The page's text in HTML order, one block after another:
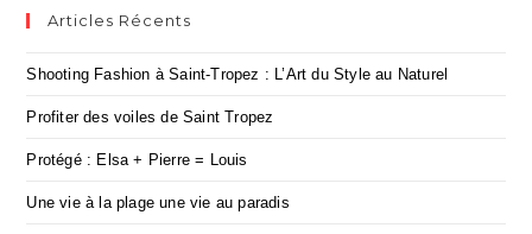
Articles Récents
Shooting Fashion à Saint-Tropez : L’Art du Style au Naturel
Profiter des voiles de Saint Tropez
Protégé : Elsa + Pierre = Louis
Une vie à la plage une vie au paradis